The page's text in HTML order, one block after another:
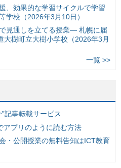
、効果的な学習サイクルで学習
学校（2026年3月10日）
見通しを立てる授業— 札幌に届
大樹町立大樹小学校（2026年3月
一覧 >>
記事転載サービス
アプリのように読む方法
・公開授業の無料告知はICT教育